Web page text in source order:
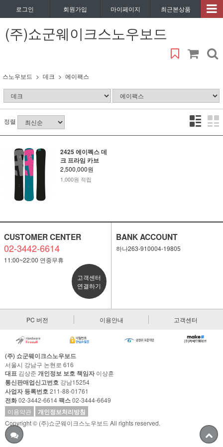
로그인 회원가입 마이페이지 최근본상품
(주)쇼군웨이크스노우보드
스노우보드 데크 에이팩스
정렬
2425 에이펙스 데
크 프라임 카브
2,500,000원
1,000원 적립
CUSTOMER CENTER
02-3442-6614
11:00~22:00 연중무휴
고객센터
연결하기
BANK ACCOUNT
하나263-910004-19805
PC 버전 이용안내 고객센터
(주) 쇼군웨이크스노우보드
서울시 강남구 논현로 616
대표 김상준 개인정보 보호 책임자이상훈
통신판매업신고번호 강남15254
사업자 등록번호211-88-01761
전화02-3442-6614팩스02-3444-6649
이용약관
개인정보처리방침
Copyright © (주)쇼군웨이크스노우보드 All rights reserved.